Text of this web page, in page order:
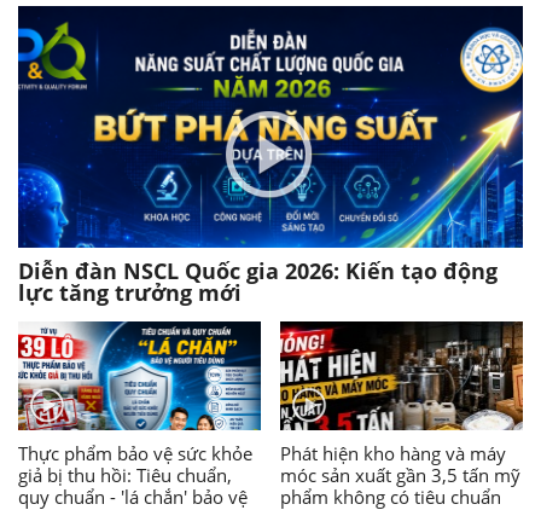
Diễn đàn NSCL Quốc gia 2026: Kiến tạo động
lực tăng trưởng mới
Thực phẩm bảo vệ sức khỏe
giả bị thu hồi: Tiêu chuẩn,
quy chuẩn - 'lá chắn' bảo vệ
Phát hiện kho hàng và máy
móc sản xuất gần 3,5 tấn mỹ
phẩm không có tiêu chuẩn